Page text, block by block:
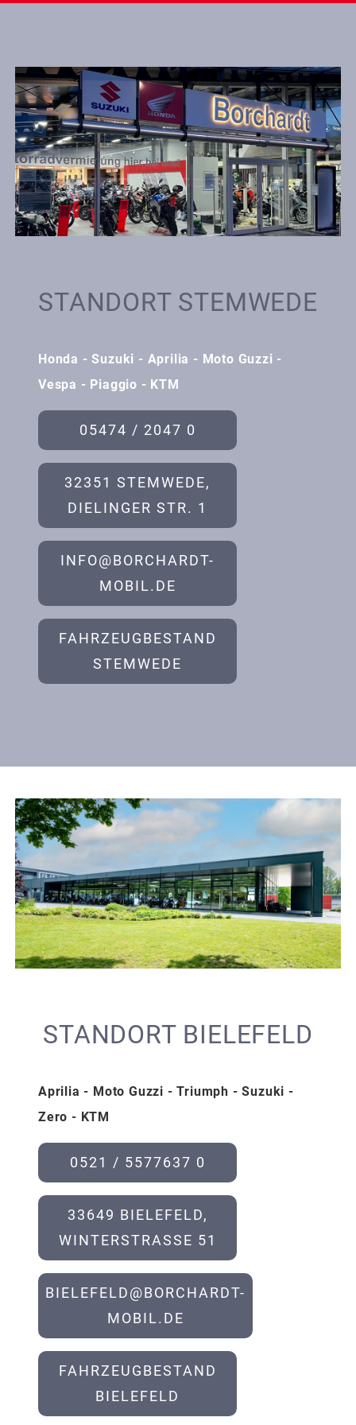
STANDORT STEMWEDE
Honda - Suzuki - Aprilia - Moto Guzzi -
Vespa - Piaggio - KTM
05474 / 2047 0
32351 STEMWEDE,
DIELINGER STR. 1
INFO@BORCHARDT-
MOBIL.DE
FAHRZEUGBESTAND
STEMWEDE
STANDORT BIELEFELD
Aprilia - Moto Guzzi - Triumph - Suzuki -
Zero - KTM
0521 / 5577637 0
33649 BIELEFELD,
WINTERSTRASSE 51
BIELEFELD@BORCHARDT-
MOBIL.DE
FAHRZEUGBESTAND
BIELEFELD